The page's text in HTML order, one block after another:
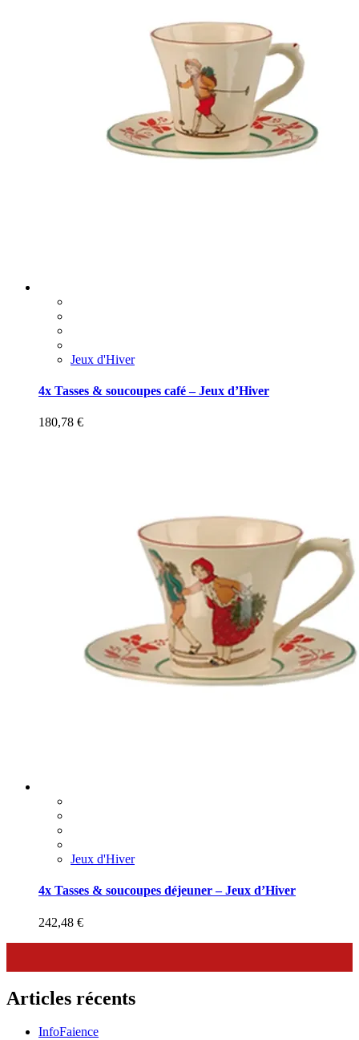
Jeux d'Hiver
4x Tasses & soucoupes café – Jeux d’Hiver
180,78 €
Jeux d'Hiver
4x Tasses & soucoupes déjeuner – Jeux d’Hiver
242,48 €
Articles récents
InfoFaience